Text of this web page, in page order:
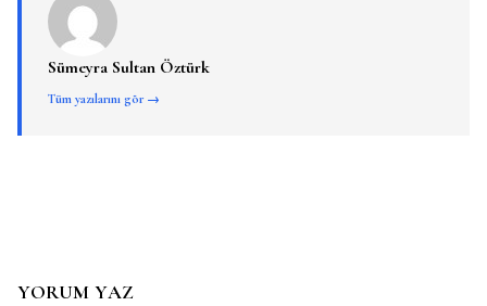
Sümeyra Sultan Öztürk
Tüm yazılarını gör →
YORUM YAZ